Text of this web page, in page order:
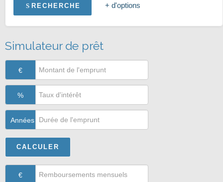
RECHERCHE + d'options
Simulateur de prêt
€
%
Années
€